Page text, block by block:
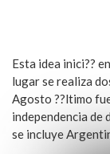
Esta idea inici??
lugar se realiza
Agosto ??ltimo
independencia de
se incluye